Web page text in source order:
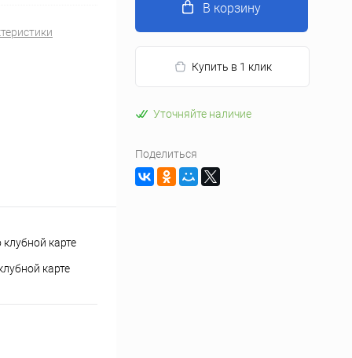
карте
В корзину
Купить в 1 клик
Уточняйте наличие
Поделиться